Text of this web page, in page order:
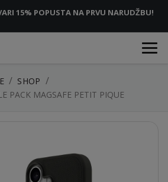
15% POPUSTA NA PRVU NARUDŽBU!
SHOP
PACK MAGSAFE PETIT PIQUE